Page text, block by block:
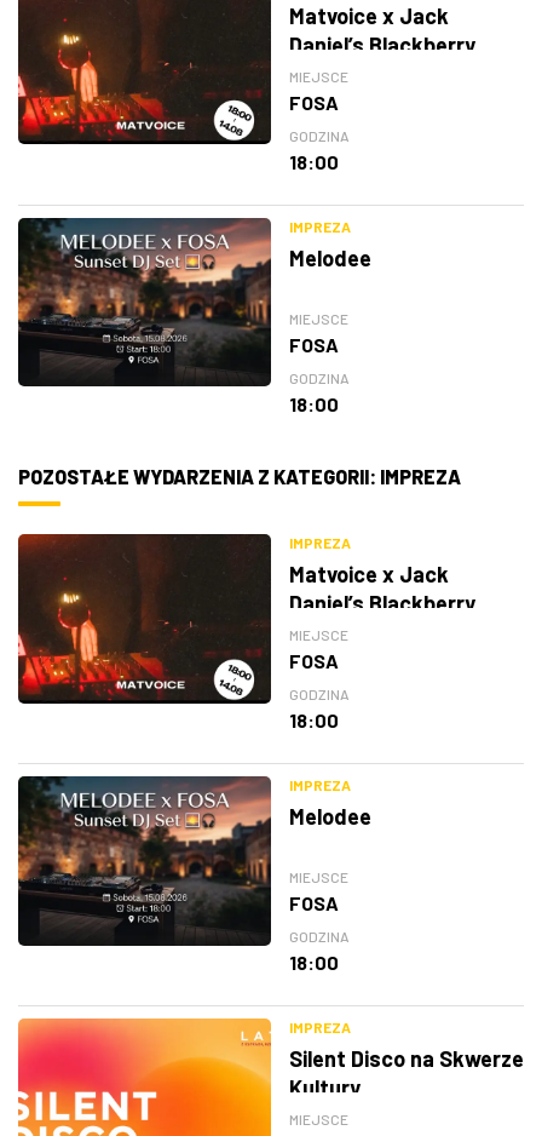
Matvoice x Jack
Daniel’s Blackberry
MIEJSCE
FOSA
GODZINA
18:00
IMPREZA
Melodee
MIEJSCE
FOSA
GODZINA
18:00
POZOSTAŁE WYDARZENIA Z KATEGORII: IMPREZA
IMPREZA
Matvoice x Jack
Daniel’s Blackberry
MIEJSCE
FOSA
GODZINA
18:00
IMPREZA
Melodee
MIEJSCE
FOSA
GODZINA
18:00
IMPREZA
Silent Disco na Skwerze
Kultury
MIEJSCE